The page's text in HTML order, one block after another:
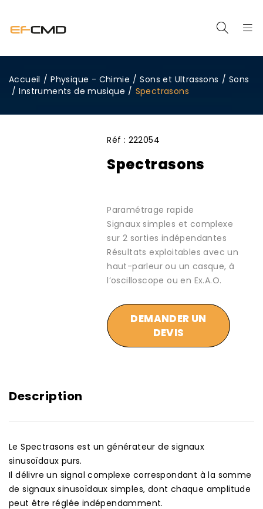
Accueil / Physique - Chimie / Sons et Ultrassons / Sons
/ Instruments de musique / Spectrasons
Réf : 222054
Spectrasons
Paramétrage rapide
Signaux simples et complexe
sur 2 sorties indépendantes
Résultats exploitables avec un
haut-parleur ou un casque, à
l’oscilloscope ou en Ex.A.O.
DEMANDER UN
DEVIS
Description
Le Spectrasons est un générateur de signaux
sinusoïdaux purs.
Il délivre un signal complexe correspondant à la somme
de signaux sinusoïdaux simples, dont chaque amplitude
peut être réglée indépendamment.